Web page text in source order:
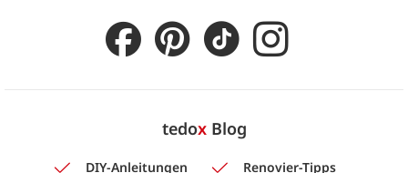
tedoxBlog
DIY-Anleitungen
Renovier-Tipps